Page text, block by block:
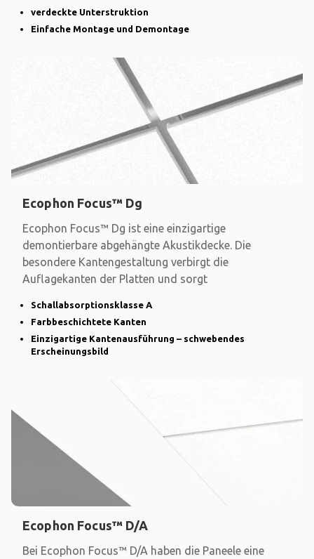
verdeckte Unterstruktion
Einfache Montage und Demontage
Ecophon Focus™ Dg
Ecophon Focus™ Dg ist eine einzigartige
demontierbare abgehängte Akustikdecke. Die
besondere Kantengestaltung verbirgt die
Auflagekanten der Platten und sorgt
Schallabsorptionsklasse A
Farbbeschichtete Kanten
Einzigartige Kantenausführung – schwebendes
Erscheinungsbild
Ecophon Focus™ D/A
Bei Ecophon Focus™ D/A haben die Paneele eine